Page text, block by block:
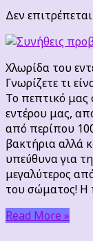
Δεν
Χλωρίδα του
Γνωρίζετε τι
Το πεπτικό μας
εντέρου μας,
από περίπου
βακτήρια αλλά
υπεύθυνα για
μεγαλύτερος
του σώματος! Η
Read More »